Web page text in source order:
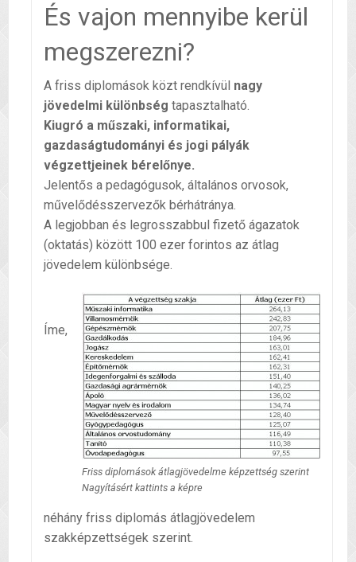
És vajon mennyibe kerül
megszerezni?
A friss diplomások közt rendkívül nagy
jövedelmi különbség tapasztalható.
Kiugró a műszaki, informatikai,
gazdaságtudományi és jogi pályák
végzettjeinek bérelőnye.
Jelentős a pedagógusok, általános orvosok,
művelődésszervezők bérhátránya.
A legjobban és legrosszabbul fizető ágazatok
(oktatás) között 100 ezer forintos az átlag
jövedelem különbsége.
Friss diplomások átlagjövedelme képzettség szerint
Nagyításért kattints a képre
Íme,
néhány friss diplomás átlagjövedelem
szakképzettségek szerint.